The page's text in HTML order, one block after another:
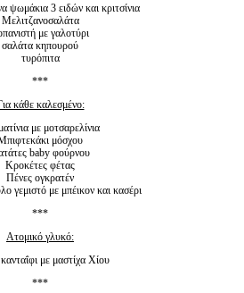
ψωμάκια 3 ειδών και κριτσίνια
Μελιτζανοσαλάτα
με γαλοτύρι
σαλάτα κηπουρού
τυρόπιτα
***
κάθε καλεσμένο:
με μοτσαρελίνια
μόσχου
baby φούρνου
Κροκέτες φέτας
Πένες ογκρατέν
γεμιστό με μπέικον και κασέρι
***
Ατομικό γλυκό:
με μαστίχα Χίου
***